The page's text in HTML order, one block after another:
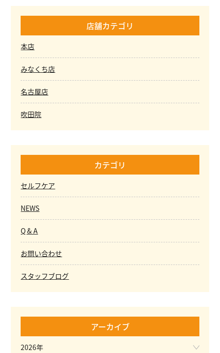
店舗カテゴリ
本店
みなくち店
名古屋店
吹田院
カテゴリ
セルフケア
NEWS
Q & A
お問い合わせ
スタッフブログ
アーカイブ
2026年